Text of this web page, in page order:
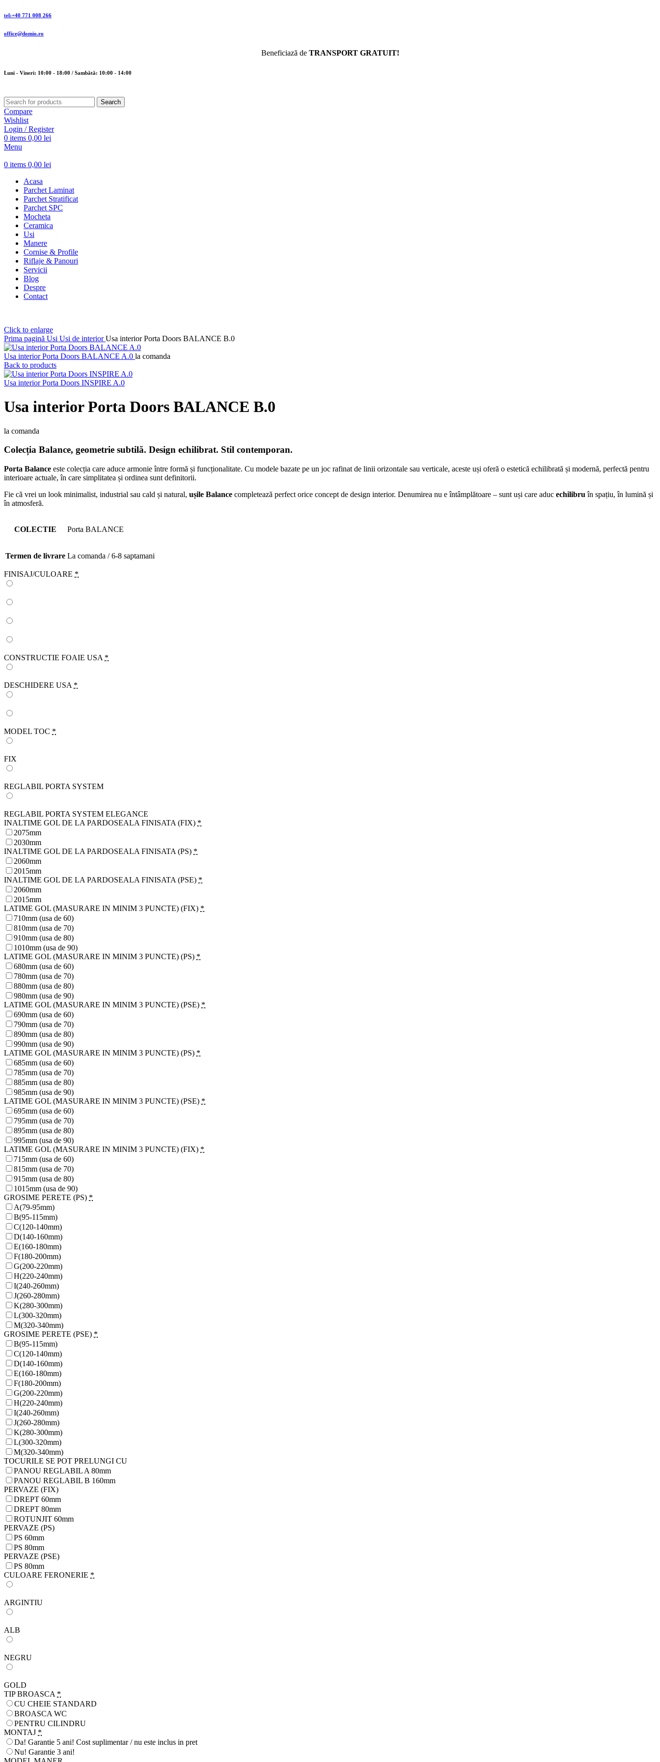
tel:+40 771 008 266
office@domio.ro
Beneficiază de TRANSPORT GRATUIT!
Luni - Vineri: 10:00 - 18:00 / Sambătă: 10:00 - 14:00
Search
Compare
Wishlist
Login / Register
0 items 0,00 lei
Menu
0 items 0,00 lei
Acasa
Parchet Laminat
Parchet Stratificat
Parchet SPC
Mocheta
Ceramica
Usi
Manere
Cornise & Profile
Riflaje & Panouri
Servicii
Blog
Despre
Contact
Click to enlarge
Prima pagină Usi Usi de interiorUsa interior Porta Doors BALANCE B.0
Usa interior Porta Doors BALANCE A.0 la comanda
Back to products
Usa interior Porta Doors INSPIRE A.0
Usa interior Porta Doors BALANCE B.0
la comanda
Colecția Balance, geometrie subtilă. Design echilibrat. Stil contemporan.
Porta Balance este colecția care aduce armonie între formă și funcționalitate. Cu modele bazate pe un joc rafinat de linii orizontale sau verticale, aceste uși oferă o estetică echilibrată și modernă, perfectă pentru
interioare actuale, în care simplitatea și ordinea sunt definitorii.
Fie că vrei un look minimalist, industrial sau cald și natural, ușile Balance completează perfect orice concept de design interior. Denumirea nu e întâmplătoare – sunt uși care aduc echilibru în spațiu, în lumină și
în atmosferă.
COLECTIE Porta BALANCE
Termen de livrare La comanda / 6-8 saptamani
FINISAJ/CULOARE *
CONSTRUCTIE FOAIE USA *
DESCHIDERE USA *
MODEL TOC *
FIX
REGLABIL PORTA SYSTEM
REGLABIL PORTA SYSTEM ELEGANCE
INALTIME GOL DE LA PARDOSEALA FINISATA (FIX) *
2075mm
2030mm
INALTIME GOL DE LA PARDOSEALA FINISATA (PS) *
2060mm
2015mm
INALTIME GOL DE LA PARDOSEALA FINISATA (PSE) *
2060mm
2015mm
LATIME GOL (MASURARE IN MINIM 3 PUNCTE) (FIX) *
710mm (usa de 60)
810mm (usa de 70)
910mm (usa de 80)
1010mm (usa de 90)
LATIME GOL (MASURARE IN MINIM 3 PUNCTE) (PS) *
680mm (usa de 60)
780mm (usa de 70)
880mm (usa de 80)
980mm (usa de 90)
LATIME GOL (MASURARE IN MINIM 3 PUNCTE) (PSE) *
690mm (usa de 60)
790mm (usa de 70)
890mm (usa de 80)
990mm (usa de 90)
LATIME GOL (MASURARE IN MINIM 3 PUNCTE) (PS) *
685mm (usa de 60)
785mm (usa de 70)
885mm (usa de 80)
985mm (usa de 90)
LATIME GOL (MASURARE IN MINIM 3 PUNCTE) (PSE) *
695mm (usa de 60)
795mm (usa de 70)
895mm (usa de 80)
995mm (usa de 90)
LATIME GOL (MASURARE IN MINIM 3 PUNCTE) (FIX) *
715mm (usa de 60)
815mm (usa de 70)
915mm (usa de 80)
1015mm (usa de 90)
GROSIME PERETE (PS) *
A(79-95mm)
B(95-115mm)
C(120-140mm)
D(140-160mm)
E(160-180mm)
F(180-200mm)
G(200-220mm)
H(220-240mm)
I(240-260mm)
J(260-280mm)
K(280-300mm)
L(300-320mm)
M(320-340mm)
GROSIME PERETE (PSE) *
B(95-115mm)
C(120-140mm)
D(140-160mm)
E(160-180mm)
F(180-200mm)
G(200-220mm)
H(220-240mm)
I(240-260mm)
J(260-280mm)
K(280-300mm)
L(300-320mm)
M(320-340mm)
TOCURILE SE POT PRELUNGI CU
PANOU REGLABIL A 80mm
PANOU REGLABIL B 160mm
PERVAZE (FIX)
DREPT 60mm
DREPT 80mm
ROTUNJIT 60mm
PERVAZE (PS)
PS 60mm
PS 80mm
PERVAZE (PSE)
PS 80mm
CULOARE FERONERIE *
ARGINTIU
ALB
NEGRU
GOLD
TIP BROASCA *
CU CHEIE STANDARD
BROASCA WC
PENTRU CILINDRU
MONTAJ *
Da! Garantie 5 ani! Cost suplimentar / nu este inclus in pret
Nu! Garantie 3 ani!